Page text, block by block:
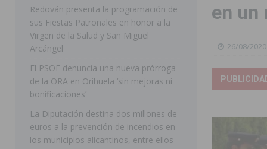
curso 2026-2027
MONTESINOS
[ 06/08/2026 ]
Convocado el XXVII Concurso de
[ 06/08/2026 ] Benejúzar vive el verano con una
BENEJUZAR
pedanías
ORIHUELA
en un
26/08/2020
Redován presenta la programación de
sus Fiestas Patronales en honor a la
Virgen de la Salud y San Miguel
Arcángel
El PSOE denuncia una nueva prórroga
de la ORA en Orihuela ‘sin mejoras ni
bonificaciones’
La Diputación destina dos millones de
euros a la prevención de incendios en
los municipios alicantinos, entre ellos